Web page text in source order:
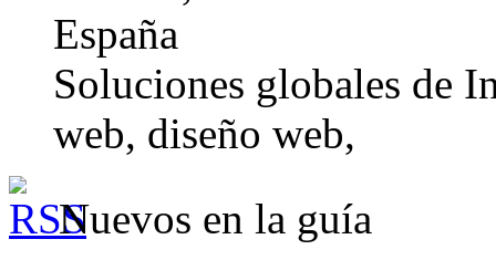
España
Soluciones globales de
web, diseño web,
Nuevos en la guía